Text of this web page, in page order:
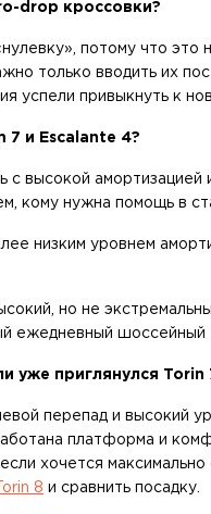
drop кроссовки?
потому что
только вводить их
успели привыкнуть к
7 и Escalante 4?
высокой амортизацией
кому нужна помощь в
низким уровнем
но не
ежедневный шоссейный
уже приглянулся Torin
перепад и высокий
платформа и
хочется
Torin 8 и сравнить посадку.